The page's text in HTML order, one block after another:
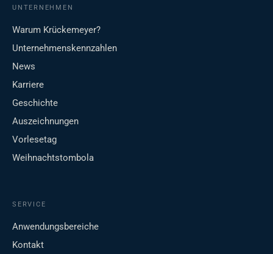
UNTERNEHMEN
Warum Krückemeyer?
Unternehmenskennzahlen
News
Karriere
Geschichte
Auszeichnungen
Vorlesetag
Weihnachtstombola
SERVICE
Anwendungsbereiche
Kontakt